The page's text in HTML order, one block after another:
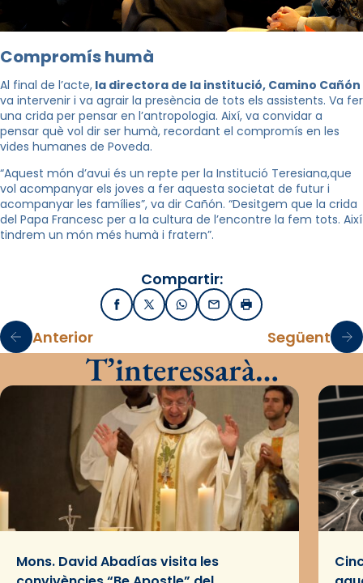
Compromís humà
Al final de l’acte, la directora de la institució, Camino Cañón
va intervenir i va agrair la presència de tots els assistents. Va fer
una crida per pensar en l’antropologia. Així, va convidar a
pensar què vol dir ser humà, recordant el compromís en les
vides humanes de Poveda.
“Aquest món d’avui és un repte per la Institució Teresiana,que
vol acompanyar els joves a fer aquesta societat de futur i
acompanyar les famílies”, va dir Cañón. “Desitgem que la crida
del Papa Francesc per a la cultura de l’encontre la fem tots. Així
tindrem un món més humà i fratern”.
Compartir:
FacebookX / TwitterWhatsApp
EmailImprimir
Anterior Següent
T’interessarà…
Mons. David Abadías visita les